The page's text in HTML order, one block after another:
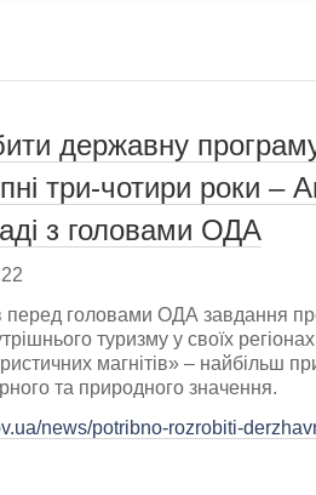
державну
три-чотири роки –
з головами ОДА
головами ОДА завдання
туризму у своїх
магнітів» – найбільш
та природного значення.
news/potribno-rozrobiti-